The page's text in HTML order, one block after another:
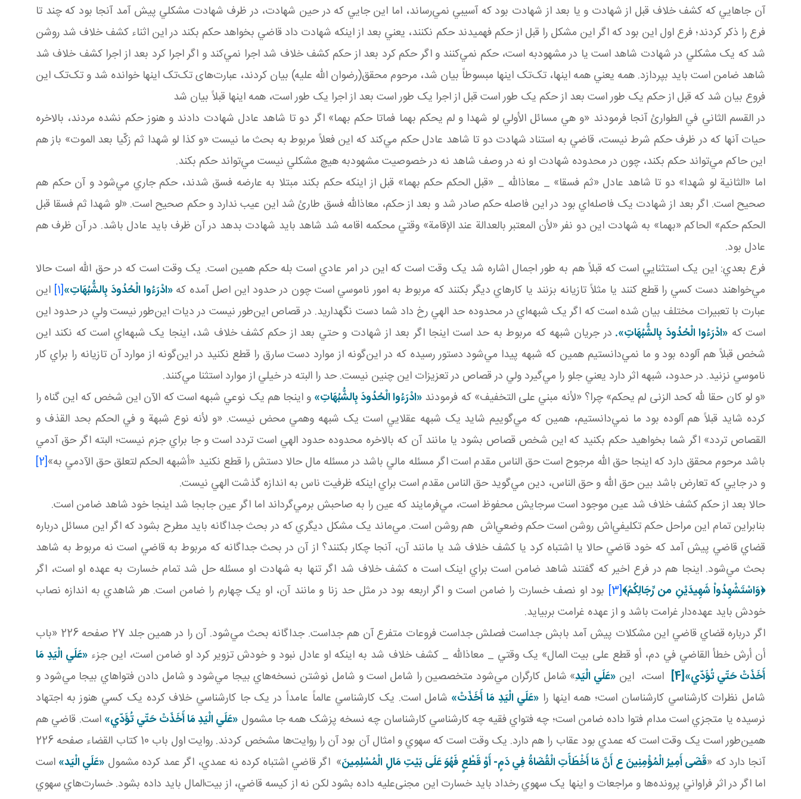
آن جاهايي که کشف خلاف قبل از شهادت و يا بعد از شهادت بود که آسيبي نمي‌رساند، اما اين جايي که در حين شهادت، در ظرف شهادت مشکلي پيش آمد آنجا بود که چند تا
فرع را ذکر کردند؛ فرع اول اين بود که اگر اين مشکل را قبل از حکم فهميدند حکم نکنند، يعني بعد از اينکه شهادت داد قاضي بخواهد حکم بکند در اين اثناء کشف خلاف شد روشن
شد که يک مشکلي در شهادت شاهد است يا در مشهودبه است، حکم نمي‌کنند و اگر حکم کرد بعد از حکم کشف خلاف شد اجرا نمي‌کند و اگر اجرا کرد بعد از اجرا کشف خلاف شد
شاهد ضامن است بايد بپردازد. همه يعني همه اينها، تک‌تک اينها مبسوطاً بيان شد، مرحوم محقق(رضوان الله عليه) بيان کردند، عبارت‌های تک‌تک اينها خوانده شد و تک‌تک اين
فروع بيان شد که قبل از حکم يک طور است بعد از حکم يک طور است قبل از اجرا يک طور است بعد از اجرا يک طور است، همه اينها قبلاً بيان شد
در القسم الثاني في الطوارئ آنجا فرمودند «و هي مسائل الأولي لو شهدا و لم يحکم بهما فماتا حکم بهما» اگر دو تا شاهد عادل شهادت دادند و هنوز حکم نشده مردند، بالاخره
حيات آنها که در ظرف حکم شرط نيست، قاضي به استناد شهادت دو تا شاهد عادل حکم مي‌کند که اين فعلاً مربوط به بحث ما نيست «و کذا لو شهدا ثم زکّيا بعد الموت» باز هم
اين حاکم مي‌تواند حکم بکند، چون در محدوده شهادت او نه در وصف شاهد نه در خصوصيت مشهودبه هيچ مشکلي نيست مي‌تواند حکم بکند.
اما «الثانية لو شهدا» دو تا شاهد عادل «ثم فسقا» _ معاذالله _ «قبل الحكم حكم بهما» قبل از اينکه حکم بکند مبتلا به عارضه فسق شدند، حکم جاري مي‌شود و آن حکم هم
صحيح است. اگر بعد از شهادت يک فاصله‌اي بود در اين فاصله حکم صادر شد و بعد از حکم، معاذالله فسق طارئ شد اين عيب ندارد و حکم صحيح است. «لو شهدا ثم فسقا قبل
الحكم حكم» الحاکم «بهما» به شهادت اين دو نفر «لأن المعتبر بالعدالة عند الإقامة» وقتي محکمه اقامه شد شاهد بايد شهادت بدهد در آن ظرف بايد عادل باشد. در آن ظرف هم
عادل بود.
فرع بعدي: اين يک استثنايي است که قبلاً هم به طور اجمال اشاره شد يک وقت است که اين در امر عادي است بله حکم همين است. يک وقت است که در حق الله است حالا
مي‌خواهند دست کسي را قطع کنند يا مثلاً تازيانه بزنند يا کارهاي ديگر بکنند که مربوط به امور ناموسي است چون در حدود اين اصل آمده که«ادْرَءُوا الْحُدُودَ بِالشُّبُهَاتِ»[1] اين
عبارت با تعبيرات مختلف بيان شده است که اگر يک شبهه‌اي در محدوده حد الهي رخ داد شما دست نگهداريد. در قصاص اين‌طور نيست در ديات اين‌طور نيست ولي در حدود اين
است که «ادْرَءُوا الْحُدُودَ بِالشُّبُهَاتِ». در جريان شبهه که مربوط به حد است اينجا اگر بعد از شهادت و حتي بعد از حکم کشف خلاف شد، اينجا يک شبهه‌اي است که نکند اين
شخص قبلاً هم آلوده بود و ما نمي‌دانستيم همين که شبهه پيدا مي‌شود دستور رسيده که در اين‌گونه از موارد دست سارق را قطع نکنيد در اين‌گونه از موارد آن تازيانه را براي کار
ناموسي نزنيد. در حدود، شبهه اثر دارد يعني جلو را مي‌گيرد ولي در قصاص در تعزيزات اين چنين نيست. حد را البته در خيلي از موارد استثنا مي‌کنند.
«و لو كان حقا لله كحد الزنى لم يحكم» چرا؟ «لأنه مبني على التخفيف» که فرمودند «ادْرَءُوا الْحُدُودَ بِالشُّبُهَاتِ» و اينجا هم يک نوعي شبهه است که الآن اين شخص که اين گناه را
کرده شايد قبلاً هم آلوده بود ما نمي‌دانستيم، همين که مي‌گوييم شايد يک شبهه عقلايي است يک شبهه وهمي محض نيست. «و لأنه نوع شبهة و في الحكم بحد القذف و
القصاص تردد» اگر شما بخواهيد حکم بکنيد که اين شخص قصاص بشود يا مانند آن که بالاخره محدوده حدود الهي است تردد است و جا براي جزم نيست؛ البته اگر حق آدمي
باشد مرحوم محقق دارد که اينجا حق الله مرجوح است حق الناس مقدم است اگر مسئله مالي باشد در مسئله مال حالا دستش را قطع نکنيد «أشبهه الحكم لتعلق حق الآدمي به»[2]
و در جايي که تعارض باشد بين حق الله و حق الناس، دين مي‌گويد حق الناس مقدم است براي اينکه ظرفيت ناس به اندازه گذشت الهي نيست.
حالا بعد از حکم کشف خلاف شد عين موجود است سرجايش محفوظ است، مي‌فرمايند که عين را به صاحبش برمي‌گرداند اما اگر عين جابجا شد اينجا خود شاهد ضامن است.
بنابراين تمام اين مراحل حکم تکليفي‌اش روشن است حکم وضعي‌اش هم روشن است. مي‌ماند يک مشکل ديگري که در بحث جداگانه بايد مطرح بشود که اگر اين مسائل درباره
قضاي قاضي پيش آمد که خود قاضي حالا يا اشتباه کرد يا کشف خلاف شد يا مانند آن، آنجا چکار بکنند؟ از آن در بحث جداگانه که مربوط به قاضي است نه مربوط به شاهد
بحث مي‌شود. اينجا هم در فرع اخير که گفتند شاهد ضامن است براي اينک است ه کشف خلاف شد اگر تنها به شهادت او مسئله حل شد تمام خسارت به عهده او است، اگر
﴿وَاسْتَشْهِدُواْ شَهِيدَيْنِ من رِّجَالِكُمْ﴾[3]
بود او نصف خسارت را ضامن است و اگر اربعه بود در مثل حد زنا و مانند آن، او يک چهارم را ضامن است. هر شاهدي به اندازه نصاب
خودش بايد عهده‌دار غرامت باشد و از عهده غرامت بربيايد.
اگر درباره قضاي قاضي اين مشکلات پيش آمد بابش جداست فصلش جداست فروعات متفرع آن هم جداست. جداگانه بحث مي‌شود. آن را در همين جلد 27 صفحه 226 «باب
أن أرش خطأ القاضي في دم، أو قطع على بيت المال» يک وقتي _ معاذالله _ کشف خلاف شد به اينکه او عادل نبود و خودش تزوير کرد او ضامن است، اين جزء «عَلَي الْيَدِ مَا
أَخَذَتْ حَتّي تُؤَدّي»[4] است، اين «عَلَي الْيَدِ» شامل کارگران مي‌شود متخصصين را شامل است و شامل نوشتن نسخه‌هاي بيجا مي‌شود و شامل دادن فتواهاي بيجا مي‌شود و
شامل نظرات کارشناسي کارشناسان است؛ همه اينها را «عَلَي الْيَدِ مَا أَخَذَتْ» شامل است. يک کارشناسي عالماً عامداً در يک جا کارشناسي خلاف کرده يک کسي هنوز به اجتهاد
نرسيده يا متجزي است مدام فتوا داده ضامن است؛ چه فتواي فقيه چه کارشناسي کارشناسان چه نسخه پزشک همه جا مشمول «عَلَي الْيَدِ مَا أَخَذَتْ حَتّي تُؤَدّي» است. قاضي هم
همين‌طور است يک وقت است که عمدي بود عقاب را هم دارد. يک وقت است که سهوي و امثال آن بود آن را روايت‌ها مشخص کردند. روايت اول باب 10 کتاب القضاء صفحه 226
آنجا دارد که «قَضَى أَمِيرُ الْمُؤْمِنِينَ ع أَنَّ مَا أَخْطَأَتِ الْقُضَاةُ فِي دَمٍ- أَوْ قَطْعٍ فَهُوَ عَلَى بَيْتِ مَالِ الْمُسْلِمِينَ» اگر قاضي اشتباه کرده نه عمدي، اگر عمد کرده مشمول «عَلَي الْيَد» است
اما اگر در اثر فراواني پرونده‌ها و مراجعات و اينها يک سهوي رخداد بايد خسارت اين مجنی‌عليه داده بشود لکن نه از کيسه قاضي، از بيت‌المال بايد داده بشود. خسارت‌هاي سهوي